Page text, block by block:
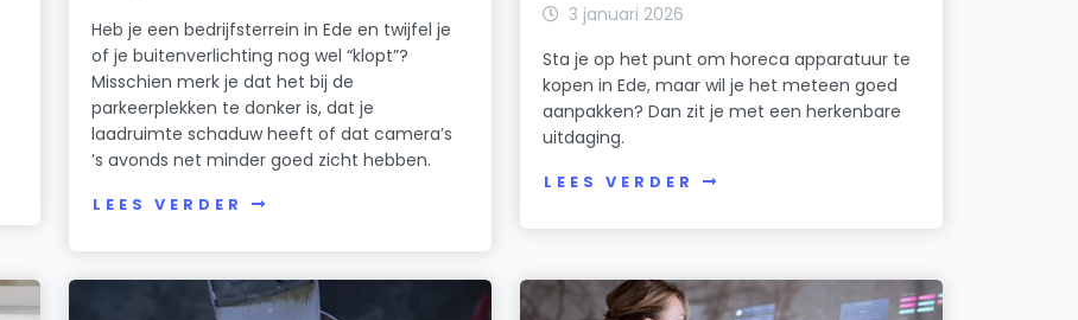
Heb je een bedrijfsterrein in Ede en twijfel je
of je buitenverlichting nog wel “klopt”?
Misschien merk je dat het bij de
parkeerplekken te donker is, dat je
laadruimte schaduw heeft of dat camera’s
’s avonds net minder goed zicht hebben.
LEES VERDER
3 januari 2026
Sta je op het punt om horeca apparatuur te
kopen in Ede, maar wil je het meteen goed
aanpakken? Dan zit je met een herkenbare
uitdaging.
LEES VERDER